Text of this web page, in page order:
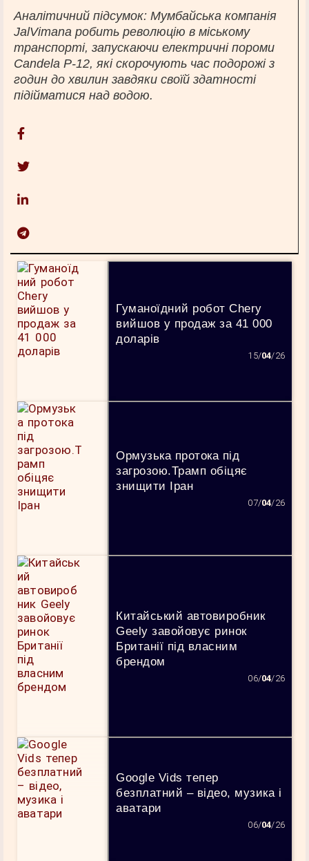
Аналітичний підсумок: Мумбайська компанія
JalVimana робить революцію в міському
транспорті, запускаючи електричні пороми
Candela P-12, які скорочують час подорожі з
годин до хвилин завдяки своїй здатності
підійматися над водою.
Гуманоїдний робот Chery
вийшов у продаж за 41 000
доларів
15/04/26
Ормузька протока під
загрозою.Трамп обіцяє
знищити Іран
07/04/26
Китайський автовиробник
Geely завойовує ринок
Британії під власним
брендом
06/04/26
Google Vids тепер
безплатний – відео, музика і
аватари
06/04/26